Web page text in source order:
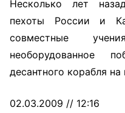
Несколько лет
пехоты России и
совместные
необорудованное
десантного корабля
02.03.2009 // 12:16